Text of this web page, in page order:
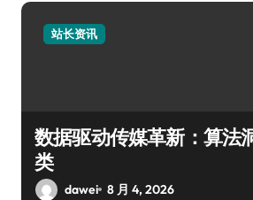
站长资讯
数据驱动传媒革新：算法
类
dawei 8 月 4, 2026